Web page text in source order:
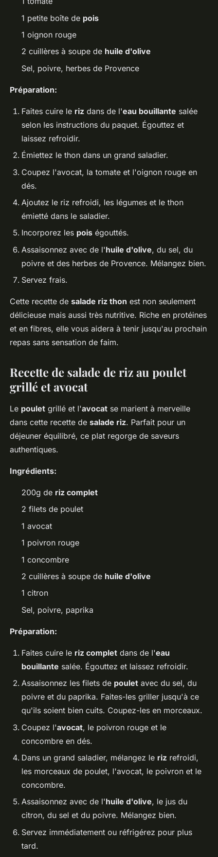
1 petite boîte de pois
1 oignon rouge
2 cuillères à soupe de huile d'olive
Sel, poivre, herbes de Provence
Préparation:
Faites cuire le riz dans de l'eau bouillante salée
selon les instructions du paquet. Égouttez et
laissez refroidir.
Émiettez le thon dans un grand saladier.
Coupez l'avocat, la tomate et l'oignon rouge en
dés.
Ajoutez le riz refroidi, les légumes et le thon
émietté dans le saladier.
Incorporez les pois égouttés.
Assaisonnez avec de l'huile d'olive, du sel, du
poivre et des herbes de Provence. Mélangez bien.
Servez frais.
Cette recette de salade riz thon est non seulement
délicieuse mais aussi très nutritive. Riche en protéines
et en fibres, elle vous aidera à tenir jusqu'au prochain
repas sans sensation de faim.
Recette de salade de riz au poulet
grillé et avocat
Le poulet grillé et l'avocat se marient à merveille
dans cette recette de salade riz. Parfait pour un
déjeuner équilibré, ce plat regorge de saveurs
authentiques.
Ingrédients:
200g de riz complet
2 filets de poulet
1 avocat
1 poivron rouge
1 concombre
2 cuillères à soupe de huile d'olive
1 citron
Sel, poivre, paprika
Préparation:
Faites cuire le riz complet dans de l'eau
bouillante salée. Égouttez et laissez refroidir.
Assaisonnez les filets de poulet avec du sel, du
poivre et du paprika. Faites-les griller jusqu'à ce
qu'ils soient bien cuits. Coupez-les en morceaux.
Coupez l'avocat, le poivron rouge et le
concombre en dés.
Dans un grand saladier, mélangez le riz refroidi,
les morceaux de poulet, l'avocat, le poivron et le
concombre.
Assaisonnez avec de l'huile d'olive, le jus du
citron, du sel et du poivre. Mélangez bien.
Servez immédiatement ou réfrigérez pour plus
tard.